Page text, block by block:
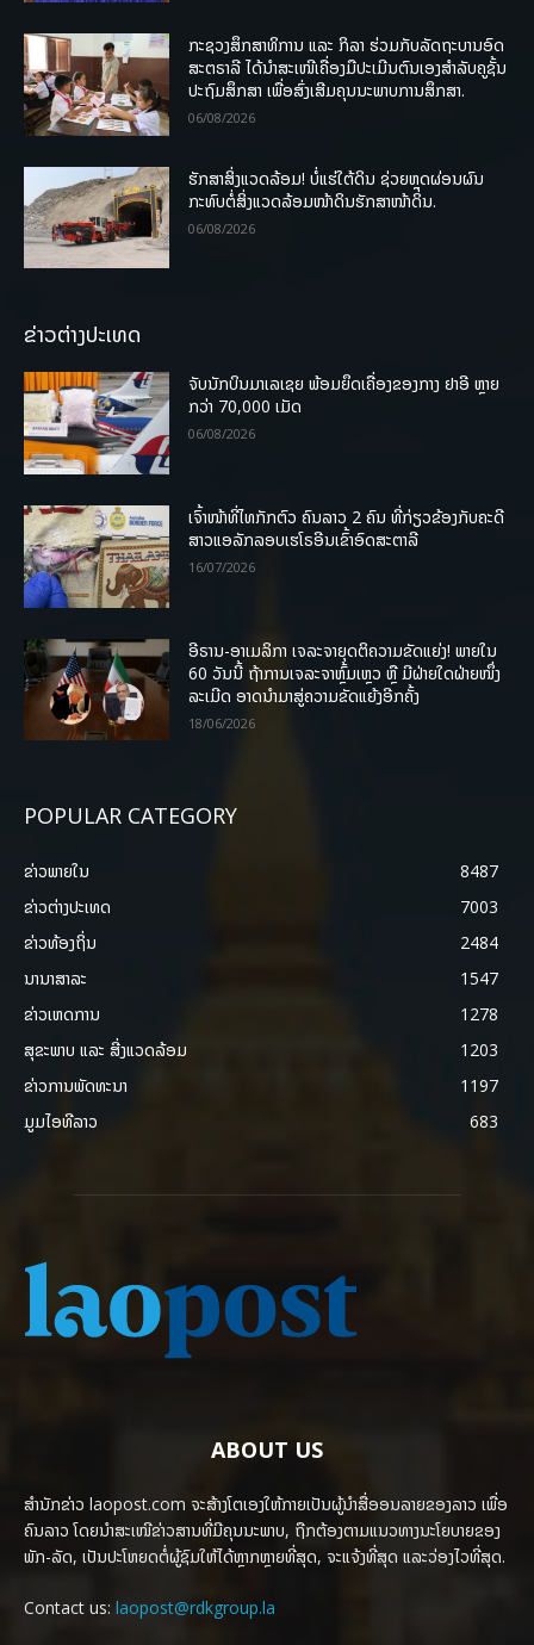
ກະຊວງສຶກສາທິການ ແລະ ກິລາ ຮ່ວມກັບລັດຖະບານອົດ
ສະຕຣາລີ ໄດ້ນຳສະເໜີເຄື່ອງມືປະເມີນຕົນເອງສຳລັບຄູຊັ້ນ
ປະຖົມສຶກສາ ເພື່ອສົ່ງເສີມຄຸນນະພາບການສຶກສາ.
06/08/2026
ຮັກສາສິ່ງແວດລ້ອມ! ບໍ່ແຮ່ໃຕ້ດິນ ຊ່ວຍຫຼຸດຜ່ອນຜົນ
ກະທົບຕໍ່ສິ່ງແວດລ້ອມໜ້າດິນຮັກສາໜ້າດິນ.
06/08/2026
ຂ່າວຕ່າງປະເທດ
ຈັບນັກບິນມາເລເຊຍ ພ້ອມຍຶດເຄື່ອງຂອງກາງ ຢາອີ ຫຼາຍ
ກວ່າ 70,000 ເມັດ
06/08/2026
ເຈົ້າໜ້າທີ່ໄທກັກຕົວ ຄົນລາວ 2 ຄົນ ທີ່ກ່ຽວຂ້ອງກັບຄະດີ
ສາວແອລັກລອບເຮໂຣອີນເຂົ້າອົດສະຕາລີ
16/07/2026
ອີຣານ-ອາເມລິກາ ເຈລະຈາຍຸດຕິຄວາມຂັດແຍ່ງ! ພາຍໃນ
60 ວັນນີ້ ຖ້າການເຈລະຈາຫຼົ້ມເຫຼວ ຫຼື ມີຝ່າຍໃດຝ່າຍໜຶ່ງ
ລະເມີດ ອາດນໍາມາສູ່ຄວາມຂັດແຍ້ງອີກຄັ້ງ
18/06/2026
POPULAR CATEGORY
ຂ່າວພາຍ​ໃນ
8487
ຂ່າວຕ່າງປະເທດ
7003
ຂ່າວທ້ອງຖິ່ນ
2484
ນານາສາລະ
1547
ຂ່າວເຫດການ
1278
ສຸຂະພາບ ແລະ ສີ່ງແວດລ້ອມ
1203
ຂ່າວການພັດທະນາ
1197
ມູມໄອທີລາວ
683
ABOUT US
ສຳນັກຂ່າວ laopost.com ຈະສ້າງໂຕເອງໃຫ້ກາຍເປັນຜູ້ນຳສື່ອອນລາຍຂອງລາວ ເພື່ອ
ຄົນລາວ ໂດຍນຳສະເໜີຂ່າວສານທີ່ມີຄຸນນະພາບ, ຖືກຕ້ອງຕາມແນວທາງນະໂຍບາຍຂອງ
ພັກ-ລັດ, ເປັນປະໂຫຍດຕໍ່ຜູ້ຊົມໃຫ້ໄດ້ຫຼາກຫຼາຍທີ່ສຸດ, ຈະແຈ້ງທີ່ສຸດ ແລະວ່ອງໄວທີ່ສຸດ.
Contact us: laopost@rdkgroup.la